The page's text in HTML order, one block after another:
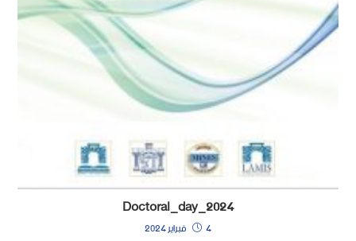
Doctoral_day_2024
4 فبراير 2024